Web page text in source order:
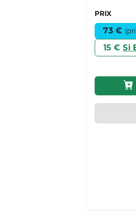
PRIX
73 €
15 € Si